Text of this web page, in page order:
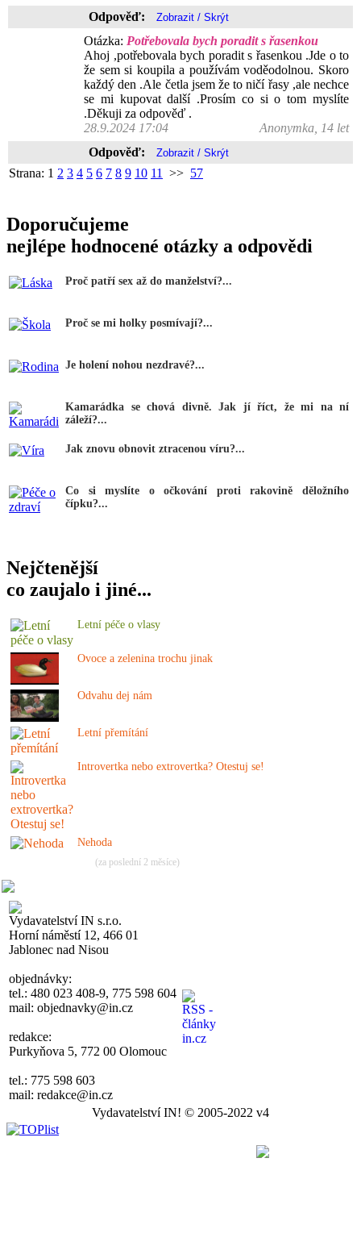
Odpověď:
Otázka: Potřebovala bych poradit s řasenkou
Ahoj ,potřebovala bych poradit s řasenkou .Jde o to
že sem si koupila a používám voděodolnou. Skoro
každý den .Ale četla jsem že to ničí řasy ,ale nechce
se mi kupovat další .Prosím co si o tom myslíte
.Děkuji za odpověď .
28.9.2024 17:04
Anonymka, 14 let
Odpověď:
Strana: 1 2 3 4 5 6 7 8 9 10 11 >> 57
Doporučujeme
nejlépe hodnocené otázky a odpovědi
Proč patří sex až do manželství?...
Proč se mi holky posmívají?...
Je holení nohou nezdravé?...
Kamarádka se chová divně. Jak jí říct, že mi na ní
záleží?...
Jak znovu obnovit ztracenou víru?...
Co si myslíte o očkování proti rakovině děložního
čípku?...
Nejčtenější
co zaujalo i jiné...
Letní péče o vlasy
Ovoce a zelenina trochu jinak
Odvahu dej nám
Letní přemítání
Introvertka nebo extrovertka? Otestuj se!
Nehoda
(za poslední 2 měsíce)
Vydavatelství IN s.r.o.
Horní náměstí 12, 466 01
Jablonec nad Nisou
objednávky:
tel.: 480 023 408-9, 775 598 604
mail: objednavky@in.cz
redakce:
Purkyňova 5, 772 00 Olomouc
tel.: 775 598 603
mail: redakce@in.cz
Vydavatelství IN! © 2005-2022 v4